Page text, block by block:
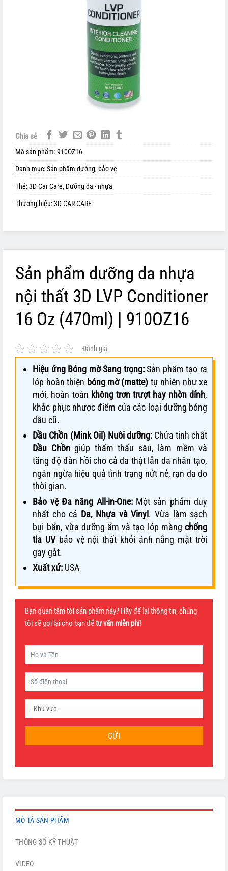
Chia sẻ
Mã sản phẩm:910OZ16
Danh mục:Sản phẩm dưỡng, bảo vệ
Thẻ:3D Car Care, Dưỡng da - nhựa
Thương hiệu:3D CAR CARE
Sản phẩm dưỡng da nhựa
nội thất 3D LVP Conditioner
16 Oz (470ml) | 910OZ16
Đánh giá
Hiệu ứng Bóng mờ Sang trọng:Sản phẩm tạo ra
lớp hoàn thiện bóng mờ (matte) tự nhiên như xe
mới, hoàn toàn không trơn trượt hay nhờn dính,
khắc phục nhược điểm của các loại dưỡng bóng
dầu cũ.
Dầu Chồn (Mink Oil) Nuôi dưỡng:Chứa tinh chất
Dầu Chồngiúp thẩm thấu sâu, làm mềm và
tăng độ đàn hồi cho cả da thật lẫn da nhân tạo,
ngăn ngừa hiệu quả tình trạng nứt nẻ, rạn da do
thời gian.
Bảo vệ Đa năng All-in-One:Một sản phẩm duy
nhất cho cả Da, Nhựa và Vinyl . Vừa làm sạch
bụi bẩn, vừa dưỡng ẩm và tạo lớp màng chống
tia UVbảo vệ nội thất khỏi ánh nắng mặt trời
gay gắt.
Xuất xứ: USA
Bạn quan tâm tới sản phẩm này? Hãy để lại thông tin, chúng
tôi sẽ gọi lại cho bạn đểtư vấn miễn phí!
GỬI
MÔ TẢ SẢN PHẨM
THÔNG SỐ KỸ THUẬT
VIDEO